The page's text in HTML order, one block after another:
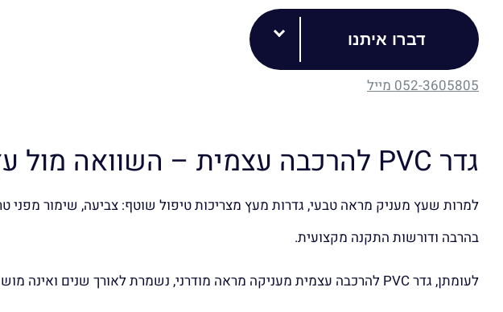
דברו איתנו
052-3605805מייל
גדר PVC להרכבה עצמית – השוואה מול עץ ואלומיניום
למרות שעץ מעניק מראה טבעי, גדרות מעץ מצריכות טיפול שוטף: צביעה, שימור מפני
בהרבה ודורשות התקנה מקצועית.
לעומתן, גדר PVC להרכבה עצמית מעניקה מראה מודרני, נשמרת לאורך שנים ואינה מושפעת ממזג האוויר.